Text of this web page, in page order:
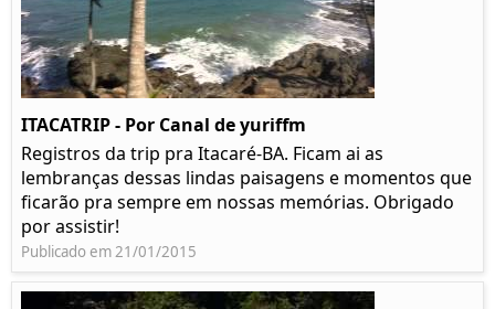
ITACATRIP - Por Canal de yuriffm
Registros da trip pra Itacaré-BA. Ficam ai as
lembranças dessas lindas paisagens e momentos que
ficarão pra sempre em nossas memórias. Obrigado
por assistir!
Publicado em 21/01/2015